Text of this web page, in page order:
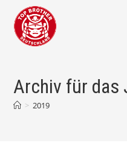
Inhalt
springen
Archiv für das
> 2019